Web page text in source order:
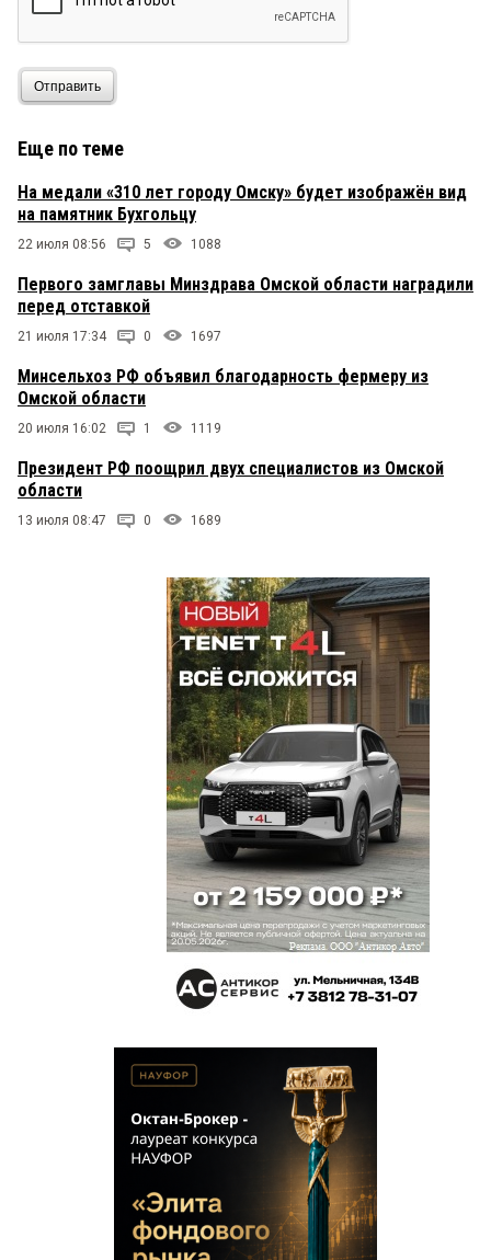
Отправить
Еще по теме
На медали «310 лет городу Омску» будет изображён вид
на памятник Бухгольцу
22 июля 08:56 5 1088
Первого замглавы Минздрава Омской области наградили
перед отставкой
21 июля 17:34 0 1697
Минсельхоз РФ объявил благодарность фермеру из
Омской области
20 июля 16:02 1 1119
Президент РФ поощрил двух специалистов из Омской
области
13 июля 08:47 0 1689